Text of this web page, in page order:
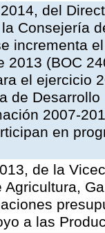
del
Consejería
incrementa
2013 (BOC
el ejercicio
de
2007-
en
de la
a las